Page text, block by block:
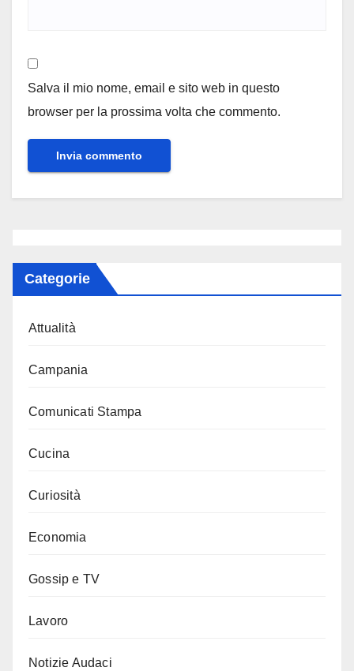
Salva il mio nome, email e sito web in questo
browser per la prossima volta che commento.
Categorie
Attualità
Campania
Comunicati Stampa
Cucina
Curiosità
Economia
Gossip e TV
Lavoro
Notizie Audaci